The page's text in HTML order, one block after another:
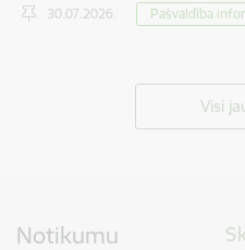
30.07.2026. Pašvaldība
Visi
Notikumu